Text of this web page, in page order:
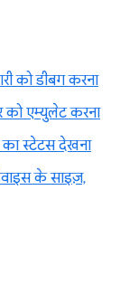
को डीबग करना
को एम्युलेट करना
का स्टेटस देखना
के साइज़,